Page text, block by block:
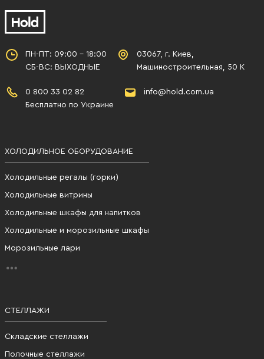
ПН-ПТ: 09:00 - 18:00
СБ-ВС: ВЫХОДНЫЕ
03067, г. Киев,
Машиностроительная, 50 К
0 800 33 02 82
Бесплатно по Украине
info@hold.com.ua
ХОЛОДИЛЬНОЕ ОБОРУДОВАНИЕ
Холодильные регалы (горки)
Холодильные витрины
Холодильные шкафы для напитков
Холодильные и морозильные шкафы
Морозильные лари
СТЕЛЛАЖИ
Складские стеллажи
Полочные стеллажи